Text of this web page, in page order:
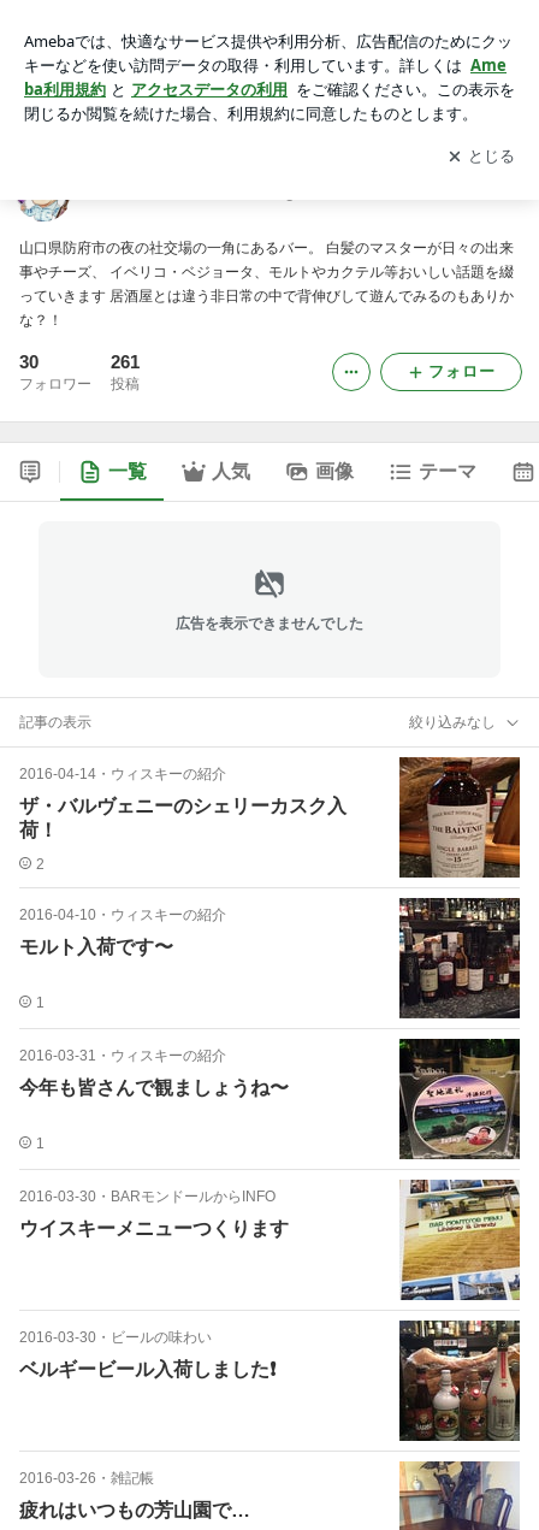
アプリをダウンロードして ブログの更新通知
を受け取りまし
ょう。
開く
山口県防府市の夜の社交場の一角にあるバー。 白髪のマスターが日々の出来
事やチーズ、 イベリコ・ベジョータ、モルトやカクテル等おいしい話題を綴
っていきます 居酒屋とは違う非日常の中で背伸びして遊んでみるのもありか
な？！
30
フォロワー
261
投稿
フォロー
一覧 人気 画像 テーマ
広告を表示できませんでした
記事の表示 絞り込みなし
2016-04-14 ・ ウィスキーの紹介
ザ・バルヴェニーのシェリーカスク入
荷！
2
2016-04-10 ・ ウィスキーの紹介
モルト入荷です〜
1
2016-03-31 ・ ウィスキーの紹介
今年も皆さんで観ましょうね〜
1
2016-03-30 ・ BARモンドールからINFO
ウイスキーメニューつくります
2016-03-30 ・ ビールの味わい
ベルギービール入荷しました❗️
2016-03-26 ・ 雑記帳
疲れはいつもの芳山園で…